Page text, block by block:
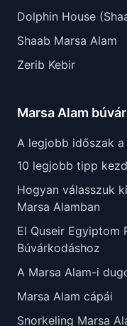
Dolphin House
Shaab Marsa Alam
Zerib Kebir
Marsa Alam
A legjobb időszak a
10 legjobb tipp
Hogyan válasszuk
Marsa Alamban
El Quseir Egyiptom
Búvárkodáshoz
A Marsa Alam-i
Marsa Alam cápái
Snorkeling Marsa